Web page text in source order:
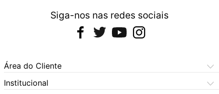
Siga-nos nas redes sociais
Área do Cliente
Meus Pedidos
Institucional